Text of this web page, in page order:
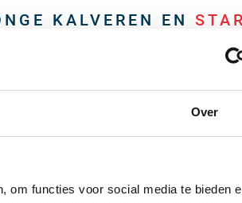
Over
om functies voor social media te bieden
KALVEREN EN
kalveren die PALI Group afneemt van de
zijn minimaal 14 dagen oud.
nog melk gedronken. Ze worden om die
kalveren’, genoemd. Er is ook een
tussen de 12 en 14 weken oud, zijn net
maar worden gevoed met een mengsel